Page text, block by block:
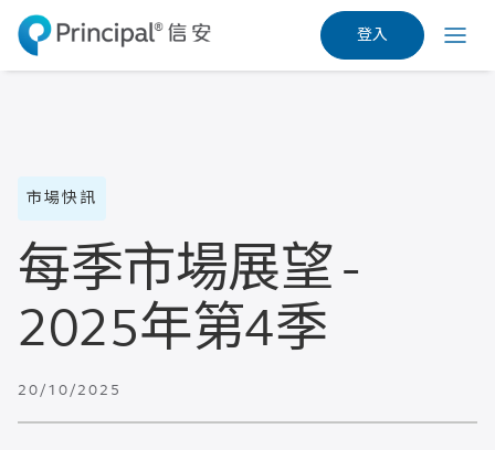
Skip
to
main
登入
市場快訊
每季市場展望 -
2025年第4季
20/10/2025